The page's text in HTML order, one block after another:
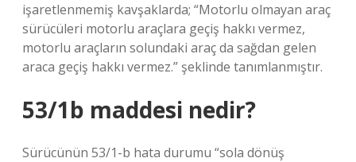
işaretlenmemiş kavşaklarda; “Motorlu olmayan araç
sürücüleri motorlu araçlara geçiş hakkı vermez,
motorlu araçların solundaki araç da sağdan gelen
araca geçiş hakkı vermez.” şeklinde tanımlanmıştır.
53/1b maddesi nedir?
Sürücünün 53/1-b hata durumu “sola dönüş